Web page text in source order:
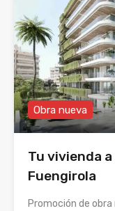
Obra nueva
Tu vivienda
Fuengirola
Promoción de